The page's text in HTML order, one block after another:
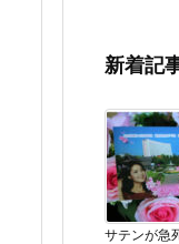
新着記
サテンが急